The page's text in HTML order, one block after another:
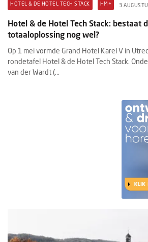
HOTEL & DE HOTEL TECH STACK HM+ 3
Hotel & de Hotel Tech Stack: bestaat
totaaloplossing nog wel?
Op 1 mei vormde Grand Hotel Karel V in
rondetafel Hotel & de Hotel Tech Stack.
van der Wardt (...